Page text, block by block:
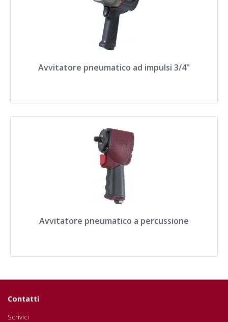
Avvitatore pneumatico ad impulsi 3/4"
Avvitatore pneumatico a percussione
Contatti
Scrivici